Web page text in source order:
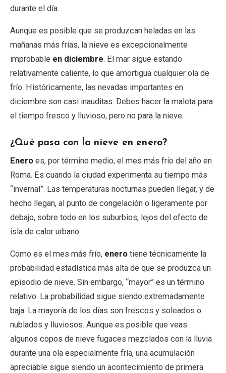
durante el día.
Aunque es posible que se produzcan heladas en las
mañanas más frías, la nieve es excepcionalmente
improbable en diciembre. El mar sigue estando
relativamente caliente, lo que amortigua cualquier ola de
frío. Históricamente, las nevadas importantes en
diciembre son casi inauditas. Debes hacer la maleta para
el tiempo fresco y lluvioso, pero no para la nieve.
¿Qué pasa con la nieve en enero?
Enero es, por término medio, el mes más frío del año en
Roma. Es cuando la ciudad experimenta su tiempo más
“invernal”. Las temperaturas nocturnas pueden llegar, y de
hecho llegan, al punto de congelación o ligeramente por
debajo, sobre todo en los suburbios, lejos del efecto de
isla de calor urbano.
Como es el mes más frío, enero tiene técnicamente la
probabilidad estadística más alta de que se produzca un
episodio de nieve. Sin embargo, “mayor” es un término
relativo. La probabilidad sigue siendo extremadamente
baja. La mayoría de los días son frescos y soleados o
nublados y lluviosos. Aunque es posible que veas
algunos copos de nieve fugaces mezclados con la lluvia
durante una ola especialmente fría, una acumulación
apreciable sigue siendo un acontecimiento de primera